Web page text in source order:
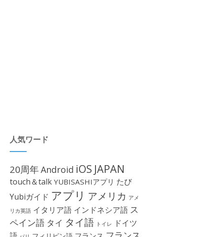
人気ワード
20周年Android iOS JAPAN
touch＆talk YUBISASHIアプリ たび
Yubiガイド アプリ アメリカ アメ
リカ英語 イタリア語 インドネシア語 ス
ペイン語 タイ タイ語 トイレ
ドイツ